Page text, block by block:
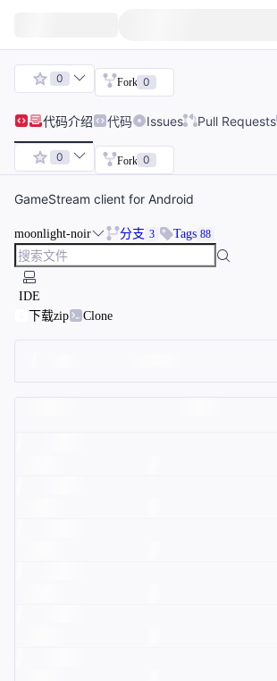
0 Fork 0
代码介绍 代码 Issues Pull Requests
0 Fork 0
GameStream client for Android
moonlight-noir 分支 3 Tags 88
IDE
下载zip
Clone